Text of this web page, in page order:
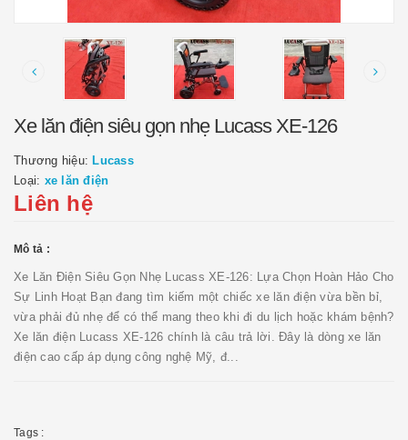
Xe lăn điện siêu gọn nhẹ Lucass XE-126
Thương hiệu: Lucass
Loại: xe lăn điện
Liên hệ
Mô tả :
Xe Lăn Điện Siêu Gọn Nhẹ Lucass XE-126: Lựa Chọn Hoàn Hảo Cho
Sự Linh Hoạt Bạn đang tìm kiếm một chiếc xe lăn điện vừa bền bỉ,
vừa phải đủ nhẹ để có thể mang theo khi đi du lịch hoặc khám bệnh?
Xe lăn điện Lucass XE-126 chính là câu trả lời. Đây là dòng xe lăn
điện cao cấp áp dụng công nghệ Mỹ, đ...
Tags :